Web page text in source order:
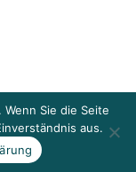
Sie die Seite
aus.